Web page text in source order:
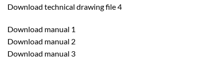
Download technical drawing file 4
Download manual 1
Download manual 2
Download manual 3